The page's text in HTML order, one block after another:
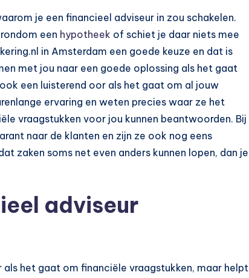
je een financieel adviseur in zou schakelen.
een hypotheek of schiet je daar niets mee
in Amsterdam een goede keuze en dat is
met jou naar een goede oplossing als het gaat
een luisterend oor als het gaat om al jouw
ervaring en weten precies waar ze het
vraagstukken voor jou kunnen beantwoorden. Bij
naar de klanten en zijn ze ook nog eens
zaken soms net even anders kunnen lopen, dan je
adviseur
het gaat om financiële vraagstukken, maar helpt